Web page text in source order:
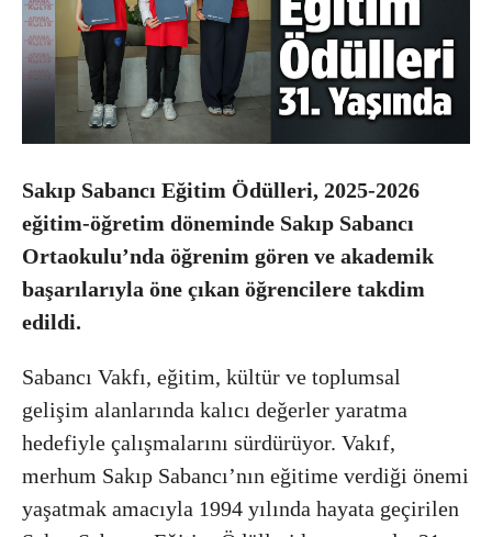
Sakıp Sabancı Eğitim Ödülleri, 2025-2026
eğitim-öğretim döneminde Sakıp Sabancı
Ortaokulu’nda öğrenim gören ve akademik
başarılarıyla öne çıkan öğrencilere takdim
edildi.
Sabancı Vakfı, eğitim, kültür ve toplumsal
gelişim alanlarında kalıcı değerler yaratma
hedefiyle çalışmalarını sürdürüyor. Vakıf,
merhum Sakıp Sabancı’nın eğitime verdiği önemi
yaşatmak amacıyla 1994 yılında hayata geçirilen